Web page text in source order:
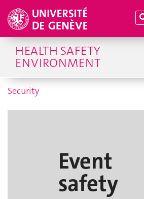
HEALTH SAFETY
ENVIRONMENT
Security
Event
safety